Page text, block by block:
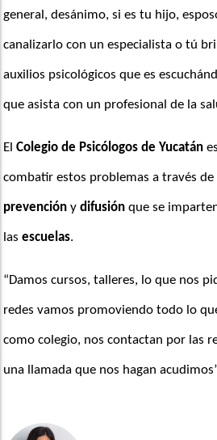
general, desánimo, si es tu hijo,
canalizarlo con un especialista o tú
auxilios psicológicos que es
que asista con un profesional de la
El Colegio de Psicólogos de Yucatán
combatir estos problemas a través
prevención y difusión que se
las escuelas.
“Damos cursos, talleres, lo que nos
redes vamos promoviendo todo lo
como colegio, nos contactan por las
una llamada que nos hagan